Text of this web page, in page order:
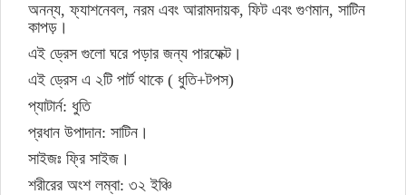
অনন্য, ফ্যাশনেবল, নরম এবং আরামদায়ক, ফিট এবং গুণমান, সাটিন
কাপড়।
এই ড্রেস গুলো ঘরে পড়ার জন্য পারফেক্ট।
এই ড্রেস এ ২টি পার্ট থাকে ( ধুতি+টপস)
প্যাটার্ন: ধুতি
প্রধান উপাদান: সাটিন।
সাইজঃ ফ্রি সাইজ।
শরীরের অংশ লম্বা: ৩২ ইঞ্চি